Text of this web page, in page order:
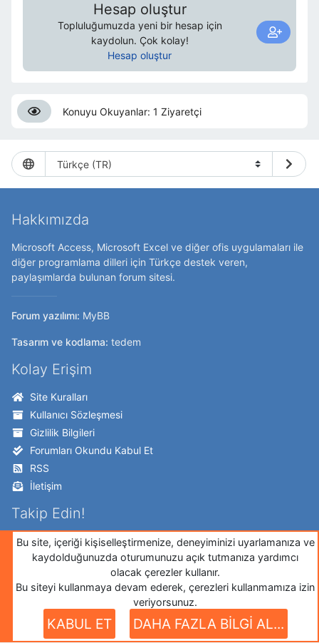
Hesap oluştur
Topluluğumuzda yeni bir hesap için
kaydolun. Çok kolay!
Hesap oluştur
Konuyu Okuyanlar: 1 Ziyaretçi
Hakkımızda
Microsoft Access, Microsoft Excel ve diğer ofis uygulamaları ile
diğer programlama dilleri için Türkçe destek veren,
paylaşımlarda bulunan forum sitesi.
Forum yazılımı: MyBB
Tasarım ve kodlama: tedem
Kolay Erişim
Site Kuralları
Kullanıcı Sözleşmesi
Gizlilik Bilgileri
Forumları Okundu Kabul Et
RSS
İletişim
Takip Edin!
Twitter
Facebook
Google+
Github
Bu site, içeriği kişiselleştirmenize, deneyiminizi uyarlamanıza ve
kaydolduğunuzda oturumunuzu açık tutmanıza yardımcı
olacak çerezler kullanır.
Bu siteyi kullanmaya devam ederek, çerezleri kullanmamıza izin
veriyorsunuz.
KABUL ET DAHA FAZLA BİLGİ AL...